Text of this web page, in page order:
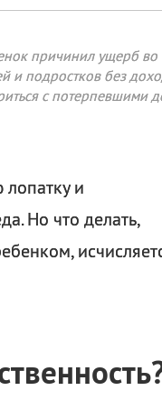
причинил ущерб во
и подростков без
с потерпевшими
и
Но что делать,